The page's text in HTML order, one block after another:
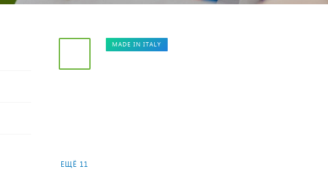
ЕЩЁ 11
MADE IN ITALY